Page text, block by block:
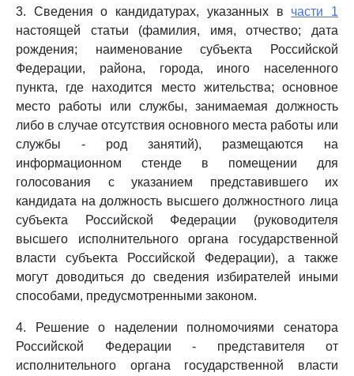
3. Сведения о кандидатурах, указанных в части 1
настоящей статьи (фамилия, имя, отчество; дата
рождения; наименование субъекта Российской
Федерации, района, города, иного населенного
пункта, где находится место жительства; основное
место работы или службы, занимаемая должность
либо в случае отсутствия основного места работы или
службы - род занятий), размещаются на
информационном стенде в помещении для
голосования с указанием представившего их
кандидата на должность высшего должностного лица
субъекта Российской Федерации (руководителя
высшего исполнительного органа государственной
власти субъекта Российской Федерации), а также
могут доводиться до сведения избирателей иными
способами, предусмотренными законом.
4. Решение о наделении полномочиями сенатора
Российской Федерации - представителя от
исполнительного органа государственной власти